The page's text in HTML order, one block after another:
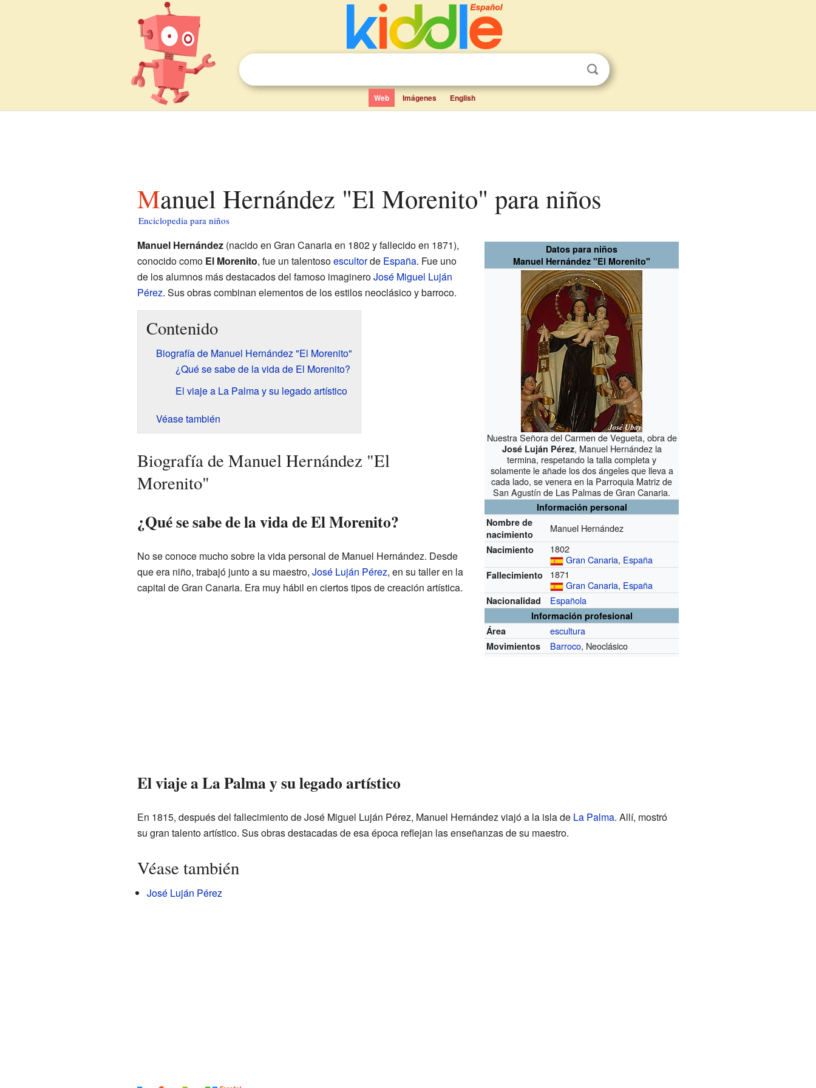
Web Imágenes English
Manuel Hernández "El Morenito" para niños
Enciclopedia para niños
Datos para niños
Manuel Hernández "El Morenito"
Nuestra Señora del Carmen de Vegueta, obra de
José Luján Pérez, Manuel Hernández la
termina, respetando la talla completa y
solamente le añade los dos ángeles que lleva a
cada lado, se venera en la Parroquia Matriz de
San Agustín de Las Palmas de Gran Canaria.
Información personal
Nombre de
nacimiento
Manuel Hernández
Nacimiento
1802
Gran Canaria, España
Fallecimiento
1871
Gran Canaria, España
Nacionalidad Española
Información profesional
Área
escultura
Movimientos Barroco, Neoclásico
Manuel Hernández(nacido en Gran Canaria en 1802 y fallecido en 1871),
conocido como El Morenito, fue un talentosoescultorde España. Fue uno
de los alumnos más destacados del famoso imagineroJosé Miguel Luján
Pérez. Sus obras combinan elementos de los estilos neoclásico y barroco.
Contenido
Biografía de Manuel Hernández "El Morenito"
¿Qué se sabe de la vida de El Morenito?
El viaje a La Palma y su legado artístico
Véase también
Biografía de Manuel Hernández "El
Morenito"
¿Qué se sabe de la vida de El Morenito?
No se conoce mucho sobre la vida personal de Manuel Hernández. Desde
que era niño, trabajó junto a su maestro, José Luján Pérez, en su taller en la
capital de Gran Canaria. Era muy hábil en ciertos tipos de creación artística.
El viaje a La Palma y su legado artístico
En 1815, después del fallecimiento de José Miguel Luján Pérez, Manuel Hernández viajó a la isla de La Palma. Allí, mostró
su gran talento artístico. Sus obras destacadas de esa época reflejan las enseñanzas de su maestro.
Véase también
José Luján Pérez